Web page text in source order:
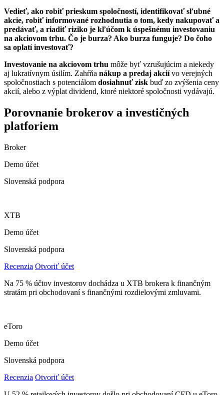
Vedieť, ako robiť prieskum spoločností, identifikovať sľubné
akcie, robiť informované rozhodnutia o tom, kedy nakupovať a
predávať, a riadiť riziko je kľúčom k úspešnému investovaniu
na akciovom trhu. Čo je burza? Ako burza funguje? Do čoho
sa oplatí investovať?
Investovanie na akciovom trhu môže byť vzrušujúcim a niekedy
aj lukratívnym úsilím. Zahŕňa nákup a predaj akciívo verejných
spoločnostiach s potenciálom dosiahnuť zisk buď zo zvýšenia ceny
akcií, alebo z výplat dividend, ktoré niektoré spoločnosti vydávajú.
Porovnanie brokerov a investičných
platforiem
Broker
Demo účet
Slovenská podpora
XTB
Demo účet
Slovenská podpora
Recenzia Otvoriť účet
Na 75 % účtov investorov dochádza u XTB brokera k finančným
stratám pri obchodovaní s finančnými rozdielovými zmluvami.
eToro
Demo účet
Slovenská podpora
Recenzia Otvoriť účet